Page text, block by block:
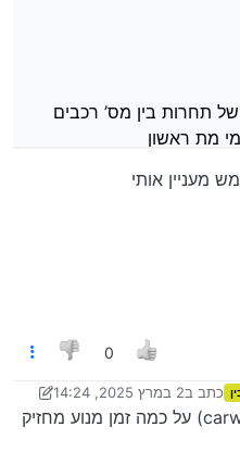
תחרות בין מס’ רכבים
מת ראשון
מעניין אותי
0
כתב ב2 במרץ 2025, 14:24
נערך לאחרונה על ידי יעקב מ. פינס
יש סרטון דומה של קארוואו (carwow) על כמה זמן מנוע מחזיק